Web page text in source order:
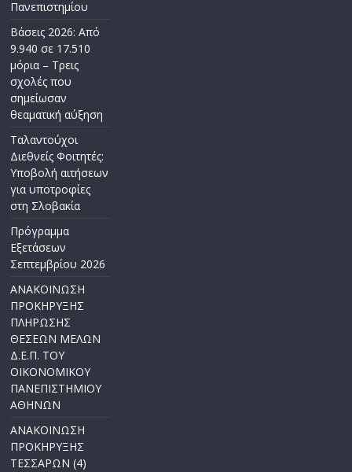
Πανεπιστημίου
Βάσεις 2026: Από
9.940 σε 17.510
μόρια – Τρεις
σχολές που
σημείωσαν
θεαματική αύξηση
Ταλαντούχοι
Διεθνείς Φοιτητές:
Υποβολή αιτήσεων
για υποτροφίες
στη Σλοβακία
Πρόγραμμα
Εξετάσεων
Σεπτεμβρίου 2026
ΑΝΑΚΟΙΝΩΣΗ
ΠΡΟΚΗΡΥΞΗΣ
ΠΛΗΡΩΣΗΣ
ΘΕΣΕΩΝ ΜΕΛΩΝ
Δ.Ε.Π. ΤΟΥ
ΟΙΚΟΝΟΜΙΚΟΥ
ΠΑΝΕΠΙΣΤΗΜΙΟΥ
ΑΘΗΝΩΝ
ΑΝΑΚΟΙΝΩΣΗ
ΠΡΟΚΗΡΥΞΗΣ
ΤΕΣΣΑΡΩΝ (4)